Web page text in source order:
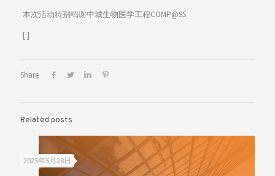
本次活动特别鸣谢中城生物医学工程COMP@SS
[:]
Share
Related posts
2025年5月28日